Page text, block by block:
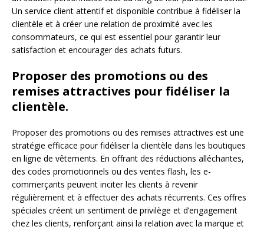
Un service client attentif et disponible contribue à fidéliser la
clientèle et à créer une relation de proximité avec les
consommateurs, ce qui est essentiel pour garantir leur
satisfaction et encourager des achats futurs.
Proposer des promotions ou des
remises attractives pour fidéliser la
clientèle.
Proposer des promotions ou des remises attractives est une
stratégie efficace pour fidéliser la clientèle dans les boutiques
en ligne de vêtements. En offrant des réductions alléchantes,
des codes promotionnels ou des ventes flash, les e-
commerçants peuvent inciter les clients à revenir
régulièrement et à effectuer des achats récurrents. Ces offres
spéciales créent un sentiment de privilège et d’engagement
chez les clients, renforçant ainsi la relation avec la marque et